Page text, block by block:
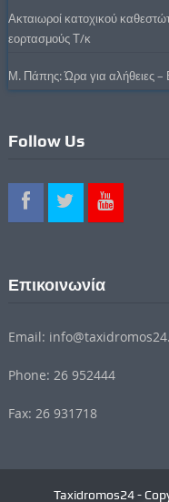
Ακταιωροί κατοχικού
εορτασμούς Τ/κ
Μ. Πάπης: Ώρα για αλήθειες –
Follow Us
Επικοινωνία
Email:
Phone: 26 952444
Fax: 26 931718
Taxidromos24 -